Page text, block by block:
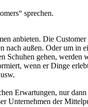
sprechen.
anbieten. Die
außen. Oder um in
gehen, werden
wenn er Dinge
Erwartungen, nur
Unternehmen der